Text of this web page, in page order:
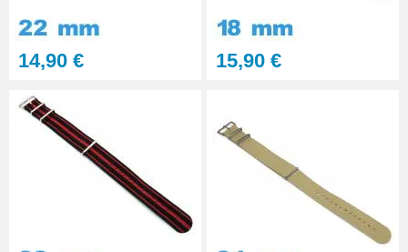
Kit Réparation Montre
Multifonction
23,90 €
14,90 € 15,90 €